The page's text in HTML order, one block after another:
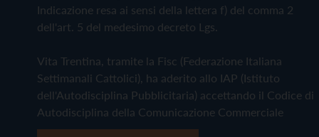
Indicazione resa ai sensi della lettera f) del comma 2
dell'art. 5 del medesimo decreto Lgs.
Vita Trentina, tramite la Fisc (Federazione Italiana
Settimanali Cattolici), ha aderito allo IAP (Istituto
dell'Autodisciplina Pubblicitaria) accettando il Codice di
Autodisciplina della Comunicazione Commerciale